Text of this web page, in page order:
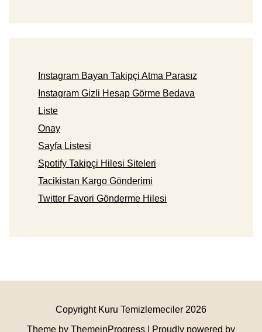
Instagram Bayan Takipçi Atma Parasız
Instagram Gizli Hesap Görme Bedava
Liste
Onay
Sayfa Listesi
Spotify Takipçi Hilesi Siteleri
Tacikistan Kargo Gönderimi
Twitter Favori Gönderme Hilesi
Copyright Kuru Temizlemeciler 2026
Theme by ThemeinProgress
| Proudly powered by